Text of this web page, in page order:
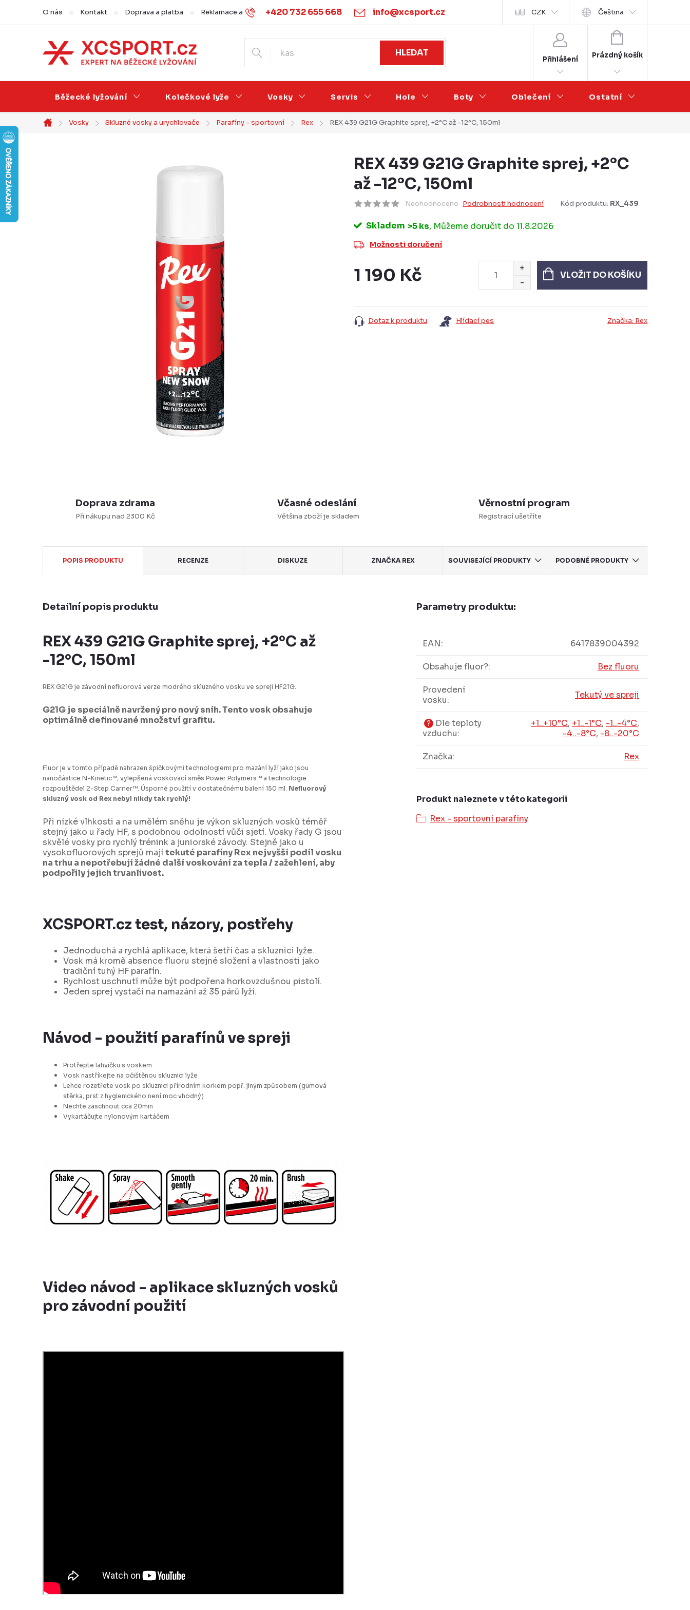
obsah
+420 732 655 668 info@xcsport.cz
O nás Kontakt Doprava a platba Reklamace a vrácení Obchodní podmínky Ochrana osobních údajů Velkoobchod CZK Čeština
HLEDAT
Přihlášení
NÁKUPNÍ
KOŠÍK
Prázdný košík
Běžecké lyžování Kolečkové lyže Vosky Servis Hole Boty Oblečení Ostatní
Domů
Vosky Skluzné vosky a urychlovače Parafíny - sportovní Rex REX 439 G21G Graphite sprej, +2°C až -12°C, 150ml
REX 439 G21G Graphite sprej, +2°C
až -12°C, 150ml
Neohodnoceno Podrobnosti hodnocení Kód produktu: RX_439
Skladem >5 ks 11.8.2026
Možnosti doručení
1 190 Kč VLOŽIT DO KOŠÍKU
Dotaz k produktu Hlídací pes Značka: Rex
Doprava zdrama
Při nákupu nad 2300 Kč
Včasné odeslání
Většina zboží je skladem
Věrnostní program
Registrací ušetříte
POPIS PRODUKTU RECENZE DISKUZE ZNAČKAREX SOUVISEJÍCÍ PRODUKTY PODOBNÉ PRODUKTY
Detailní popis produktu
REX 439 G21G Graphite sprej, +2°C až
-12°C, 150ml
REX G21G je závodní nefluorová verze modrého skluzného vosku ve spreji HF21G.
G21G je speciálně navržený pro nový sníh. Tento vosk obsahuje
optimálně definované množství grafitu.
Fluor je v tomto případě nahrazen špičkovými technologiemi pro mazání lyží jako jsou
nanočástice N-Kinetic™, vylepšená voskovací směs Power Polymers™ a technologie
rozpouštědel 2-Step Carrier™. Úsporné použití v dostatečnému balení 150 ml. Nefluorový
skluzný vosk od Rex nebyl nikdy tak rychlý!
Při nízké vlhkosti a na umělém sněhu je výkon skluzných vosků téměř
stejný jako u řady HF, s podobnou odolností vůči sjetí. Vosky řady G jsou
skvělé vosky pro rychlý trénink a juniorské závody. Stejně jako u
vysokofluorových sprejů majítekuté parafíny Rex nejvyšší podíl vosku
na trhu a nepotřebují žádné další voskování za tepla / zažehlení, aby
podpořily jejich trvanlivost.
XCSPORT.cz test, názory, postřehy
Jednoduchá a rychlá aplikace, která šetří čas a skluznici lyže.
Vosk má kromě absence fluoru stejné složení a vlastnosti jako
tradiční tuhý HF parafín.
Rychlost uschnutí může být podpořena horkovzdušnou pistolí.
Jeden sprej vystačí na namazání až 35 párů lyží.
Návod - použití parafínů ve spreji
Protřepte lahvičku s voskem
Vosk nastříkejte na očištěnou skluznici lyže
Lehce rozetřete vosk po skluznici přírodním korkem popř. jiným způsobem (gumová
stěrka, prst z hygienického není moc vhodný)
Nechte zaschnout cca 20min
Vykartáčujte nylonovým kartáčem
Video návod - aplikace skluzných vosků
pro závodní použití
Parametry produktu:
EAN: 6417839004392
Obsahuje fluor?: Bez fluoru
Provedení
vosku: Tekutý ve spreji
?
Dle teploty
vzduchu:
+1..+10°C, +1..-1°C, -1..-4°C,
-4..-8°C, -8..-20°C
Značka: Rex
Produkt naleznete v této kategorii
Rex - sportovní parafíny